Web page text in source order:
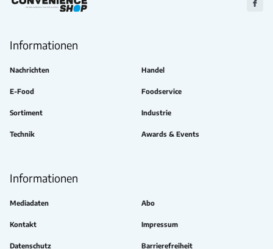
Zu
Informationen
Nachrichten Handel
E-Food Foodservice
Sortiment Industrie
Technik Awards & Events
Informationen
Mediadaten Abo
Kontakt Impressum
Datenschutz Barrierefreiheit